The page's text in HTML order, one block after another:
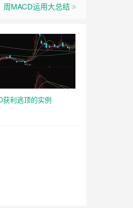
周MACD运用大总结
获利逃顶的实例